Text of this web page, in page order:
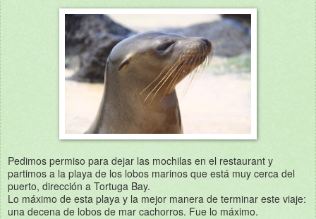
Pedimos permiso para dejar las mochilas en el restaurant y
partimos a la playa de los lobos marinos que está muy cerca del
puerto, dirección a Tortuga Bay.
Lo máximo de esta playa y la mejor manera de terminar este viaje:
una decena de lobos de mar cachorros. Fue lo máximo.